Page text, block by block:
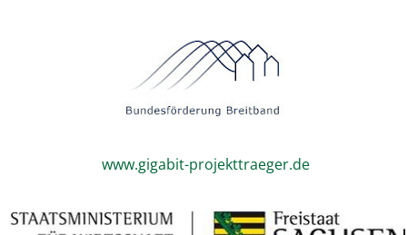
www.gigabit-projekttraeger.de